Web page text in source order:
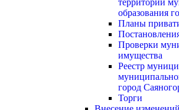
территории
образования
Планы
Проверки
имущества
Реестр
город
Торги